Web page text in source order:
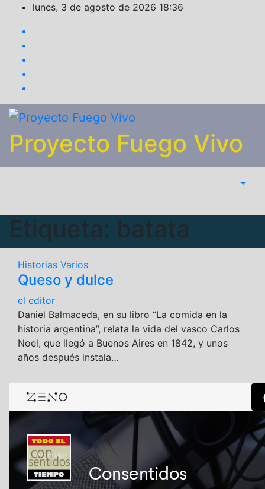
Saltar
contenido
lunes, 3 de agosto de 2026 18:36
Proyecto Fuego Vivo
Etiqueta: batata
Historias Varios
Queso y dulce
el editor
Daniel Balmaceda, en su libro “La comida en la
historia argentina”, relata la vida del vasco Carlos
Noel, que llegó a Buenos Aires en 1842, y unos
años después instala…